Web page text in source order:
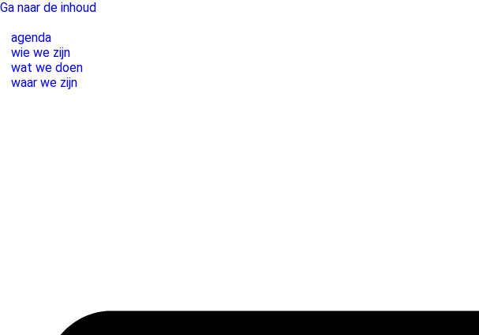
Ga naar de inhoud
agenda
wie we zijn
wat we doen
waar we zijn